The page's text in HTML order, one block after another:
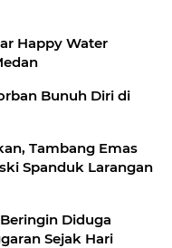
Bunuh Diri di
Tambang Emas
Spanduk Larangan
Diduga
Sejak Hari